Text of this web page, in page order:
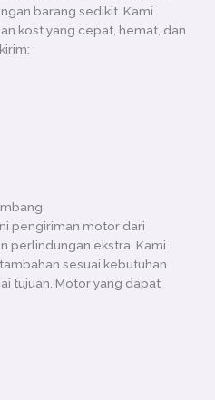
barang sedikit. Kami
kost yang cepat, hemat, dan
pengiriman motor dari
perlindungan ekstra. Kami
sesuai kebutuhan
tujuan. Motor yang dapat